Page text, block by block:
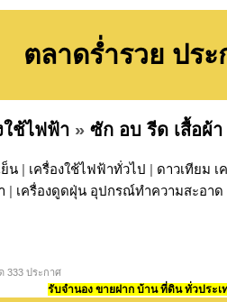
ตลาดร่ำรวย ปร
ใช้ไฟฟ้า » ซัก อบ รีด เสื้อผ้า
น | เครื่องใช้ไฟฟ้าทั่วไป | ดาวเทียม เ
| เครื่องดูดฝุ่น อุปกรณ์ทำความสะอาด
333 ประกาศ
รับจำนอง ขายฝาก บ้าน ที่ดิน ทั่วประเ